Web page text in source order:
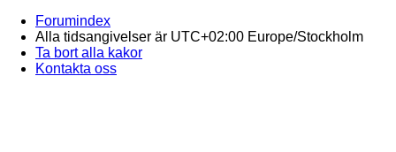
Forumindex
Alla tidsangivelser är UTC+02:00 Europe/Stockholm
Ta bort alla kakor
Kontakta oss